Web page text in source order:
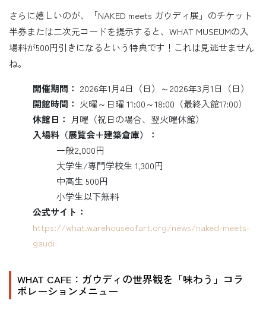
さらに嬉しいのが、「NAKED meets ガウディ展」のチケット
半券または二次元コードを提示すると、WHAT MUSEUMの入
場料が500円引きになるという特典です！これは見逃せません
ね。
開催期間： 2026年1月4日（日）～2026年3月1日（日）
開館時間： 火曜～日曜 11:00～18:00（最終入館17:00）
休館日：
月曜（祝日の場合、翌火曜休館）
入場料（展覧会＋建築倉庫）：
一般2,000円
大学生/専門学校生 1,300円
中高生 500円
小学生以下無料
公式サイト：
https://what.warehouseofart.org/news/naked-meets-
gaudi
WHAT CAFE：ガウディの世界観を「味わう」コラ
ボレーションメニュー